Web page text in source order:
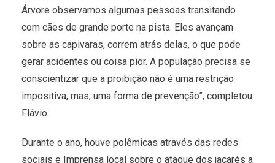
Árvore observamos algumas pessoas transitando
com cães de grande porte na pista. Eles avançam
sobre as capivaras, correm atrás delas, o que pode
gerar acidentes ou coisa pior. A população precisa se
conscientizar que a proibição não é uma restrição
impositiva, mas, uma forma de prevenção”, completou
Flávio.
Durante o ano, houve polêmicas através das redes
sociais e Imprensa local sobre o ataque dos jacarés a